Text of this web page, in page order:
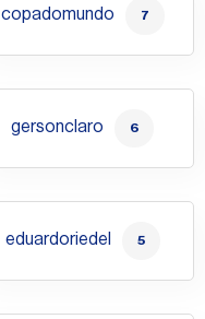
copadomundo 7
gersonclaro 6
eduardoriedel 5